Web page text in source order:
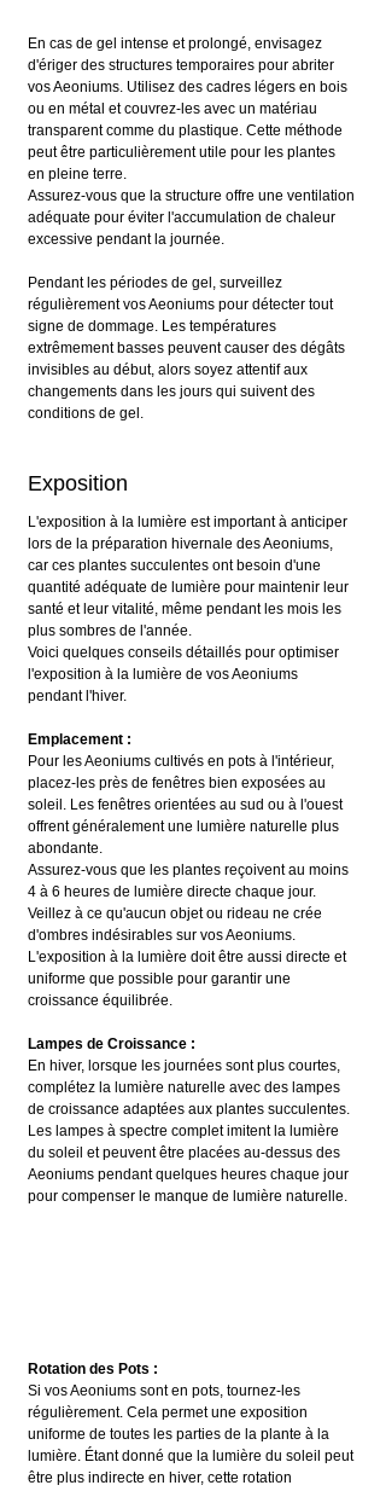
En cas de gel intense et prolongé, envisagez
d'ériger des structures temporaires pour abriter
vos Aeoniums. Utilisez des cadres légers en bois
ou en métal et couvrez-les avec un matériau
transparent comme du plastique. Cette méthode
peut être particulièrement utile pour les plantes
en pleine terre.
Assurez-vous que la structure offre une ventilation
adéquate pour éviter l'accumulation de chaleur
excessive pendant la journée.
Pendant les périodes de gel, surveillez
régulièrement vos Aeoniums pour détecter tout
signe de dommage. Les températures
extrêmement basses peuvent causer des dégâts
invisibles au début, alors soyez attentif aux
changements dans les jours qui suivent des
conditions de gel.
Exposition
L'exposition à la lumière est important à anticiper
lors de la préparation hivernale des Aeoniums,
car ces plantes succulentes ont besoin d'une
quantité adéquate de lumière pour maintenir leur
santé et leur vitalité, même pendant les mois les
plus sombres de l'année.
Voici quelques conseils détaillés pour optimiser
l'exposition à la lumière de vos Aeoniums
pendant l'hiver.
Emplacement :
Pour les Aeoniums cultivés en pots à l'intérieur,
placez-les près de fenêtres bien exposées au
soleil. Les fenêtres orientées au sud ou à l'ouest
offrent généralement une lumière naturelle plus
abondante.
Assurez-vous que les plantes reçoivent au moins
4 à 6 heures de lumière directe chaque jour.
Veillez à ce qu'aucun objet ou rideau ne crée
d'ombres indésirables sur vos Aeoniums.
L'exposition à la lumière doit être aussi directe et
uniforme que possible pour garantir une
croissance équilibrée.
Lampes de Croissance :
En hiver, lorsque les journées sont plus courtes,
complétez la lumière naturelle avec des lampes
de croissance adaptées aux plantes succulentes.
Les lampes à spectre complet imitent la lumière
du soleil et peuvent être placées au-dessus des
Aeoniums pendant quelques heures chaque jour
pour compenser le manque de lumière naturelle.
Rotation des Pots :
Si vos Aeoniums sont en pots, tournez-les
régulièrement. Cela permet une exposition
uniforme de toutes les parties de la plante à la
lumière. Étant donné que la lumière du soleil peut
être plus indirecte en hiver, cette rotation